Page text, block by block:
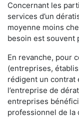
Concernant les
services d’un
moyenne moins
besoin est souvent
En revanche, pour
(entreprises,
rédigent un contrat
l’entreprise de
entreprises
professionnel de la